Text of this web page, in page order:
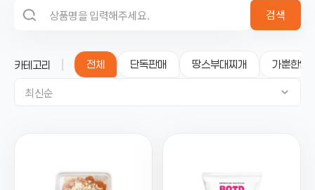
검색 영역
검색
카테고리 전체 단독판매 땅스부대찌개 가뿐한입
최신순